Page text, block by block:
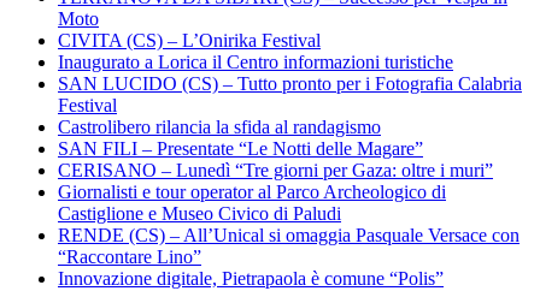
Moto
CIVITA (CS) – L’Onirika Festival
Inaugurato a Lorica il Centro informazioni turistiche
SAN LUCIDO (CS) – Tutto pronto per i Fotografia Calabria
Festival
Castrolibero rilancia la sfida al randagismo
SAN FILI – Presentate “Le Notti delle Magare”
CERISANO – Lunedì “Tre giorni per Gaza: oltre i muri”
Giornalisti e tour operator al Parco Archeologico di
Castiglione e Museo Civico di Paludi
RENDE (CS) – All’Unical si omaggia Pasquale Versace con
“Raccontare Lino”
Innovazione digitale, Pietrapaola è comune “Polis”